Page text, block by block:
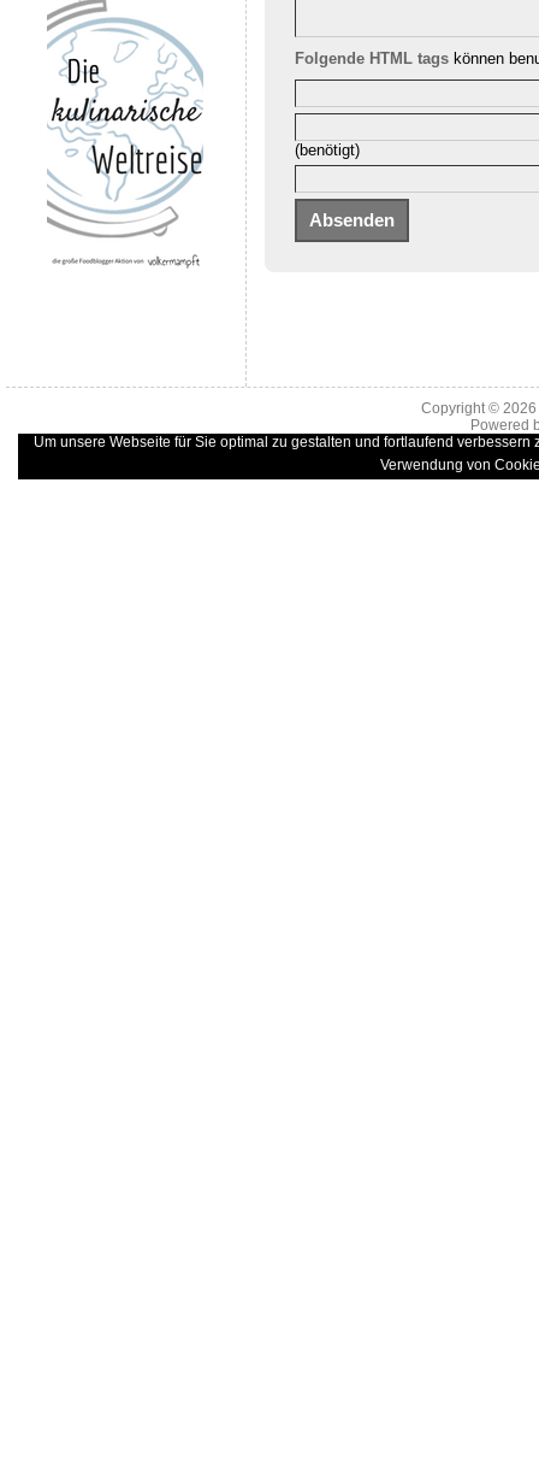
Folgende HTML tagskönnen
(benötigt)
Copyright ©
Powered
Um unsere Webseite für Sie optimal zu gestalten und fortlaufend
Verwendung von